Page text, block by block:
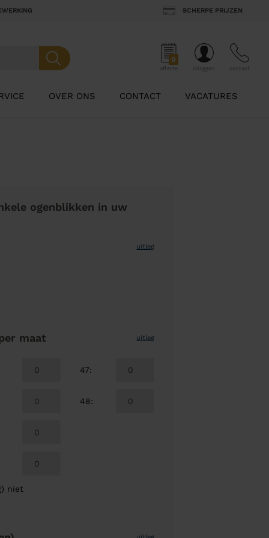
SCHERPE PRIJZEN
0
offerte inloggen contact
OVER ONS CONTACT VACATURES
ogenblikken in uw
uitleg
maat uitleg
47:
48:
niet